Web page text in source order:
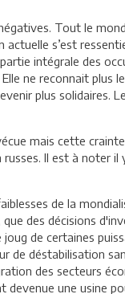
Tout le
actuelle s’est
intégrale des
ne reconnait plus
plus solidaires.
mais cette
russes. Il est à noter il
de la
des décisions
de certaines
de déstabilisation
des secteurs
une usine